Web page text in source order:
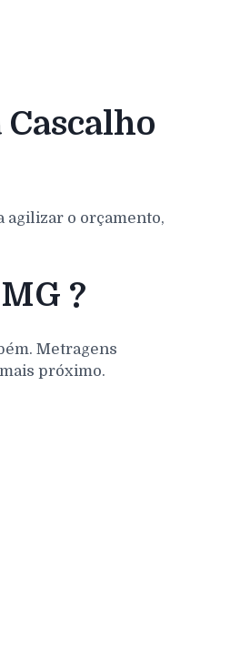
agilizar o orçamento,
?
Metragens
próximo.